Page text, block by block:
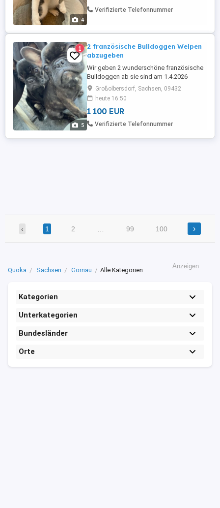
4
Familie. Mausi hat ein schönes braun-
Verifizierte Telefonnummer
5
1
2 französische Bulldoggen Welpen
abzugeben
Wir geben 2 wunderschöne französische
Bulldoggen ab sie sind am 1.4.2026
geboren und suchen nun ein neues
Zuhause es sind 2 Rüden einer schwarz
und der andere schwarz geströmt sie
kennen Kinder Hunde und den Alltagslerm
Muttertier ist eine reinrassige
Vater ...
Großolbersdorf, Sachsen, 09432
heute 16:50
1 100 EUR
Verifizierte Telefonnummer
‹ 1 2 99 100 ›
Quoka Sachsen Gornau Alle Kategorien
Kategorien
Unterkategorien
Bundesländer
Orte
Anzeigen